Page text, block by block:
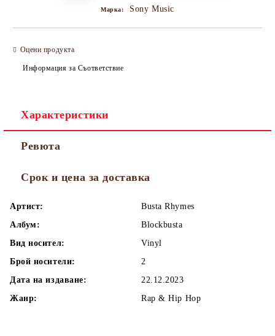
Марка: Sony Music
Оцени продукта
Информация за Съответствие
Характеристики
Ревюта
Срок и цена за доставка
Артист:
Busta Rhymes
Албум:
Blockbusta
Вид носител:
Vinyl
Брой носители:
2
Дата на издаване:
22.12.2023
Жанр:
Rap & Hip Hop